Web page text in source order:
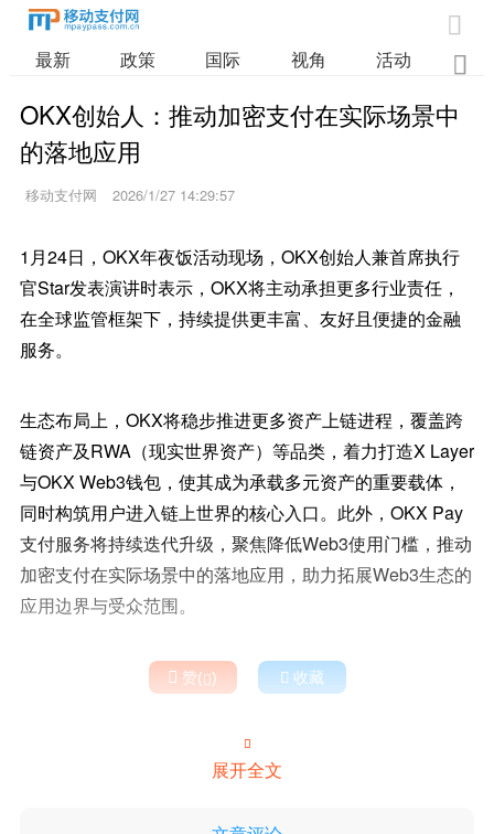

最新 政策 国际 视角 活动 业

OKX创始人：推动加密支付在实际场景中
的落地应用
移动支付网 2026/1/27 14:29:57
1月24日，OKX年夜饭活动现场，OKX创始人兼首席执行
官Star发表演讲时表示，OKX将主动承担更多行业责任，
在全球监管框架下，持续提供更丰富、友好且便捷的金融
服务。
生态布局上，OKX将稳步推进更多资产上链进程，覆盖跨
链资产及RWA（现实世界资产）等品类，着力打造X Layer
与OKX Web3钱包，使其成为承载多元资产的重要载体，
同时构筑用户进入链上世界的核心入口。此外，OKX Pay
支付服务将持续迭代升级，聚焦降低Web3使用门槛，推动
加密支付在实际场景中的落地应用，助力拓展Web3生态的
应用边界与受众范围。
 赞()  收藏

展开全文